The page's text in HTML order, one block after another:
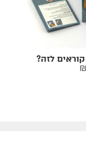
קוראים לזה?
₪